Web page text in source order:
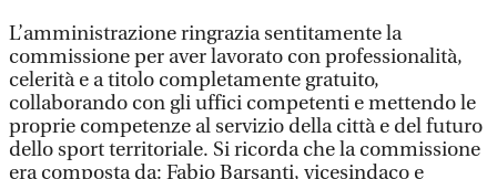
L’amministrazione ringrazia sentitamente la
commissione per aver lavorato con professionalità,
celerità e a titolo completamente gratuito,
collaborando con gli uffici competenti e mettendo le
proprie competenze al servizio della città e del futuro
dello sport territoriale. Si ricorda che la commissione
era composta da: Fabio Barsanti, vicesindaco e